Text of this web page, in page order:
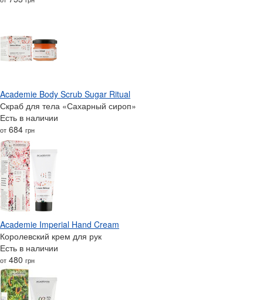
Academie Body Scrub Sugar Ritual
Скраб для тела «Сахарный сироп»
Есть в наличии
от 684 грн
Academie Imperial Hand Cream
Королевский крем для рук
Есть в наличии
от 480 грн